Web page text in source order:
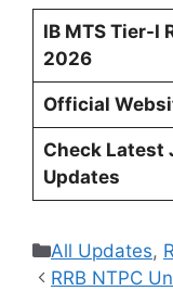
IB MTS Tier-I
2026
Official
Check Latest
Updates
Categories
All Updates,
RRB NTPC